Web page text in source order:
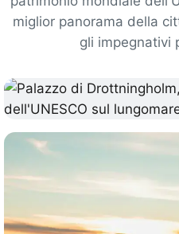
miglior panorama della
gli impegnativi